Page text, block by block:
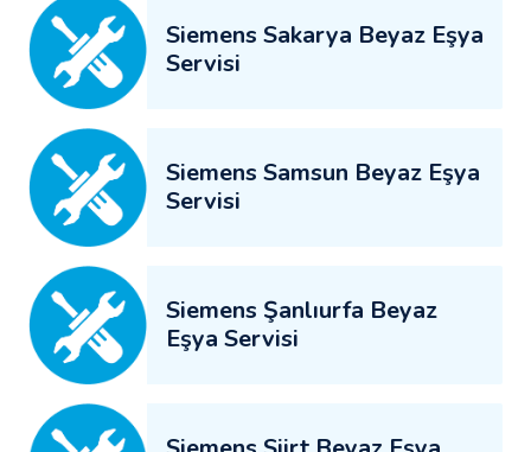
Siemens Sakarya Beyaz Eşya
Servisi
Siemens Samsun Beyaz Eşya
Servisi
Siemens Şanlıurfa Beyaz
Eşya Servisi